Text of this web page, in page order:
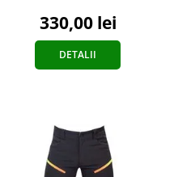
330,00 lei
DETALII